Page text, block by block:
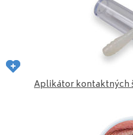
Aplikátor kontaktných